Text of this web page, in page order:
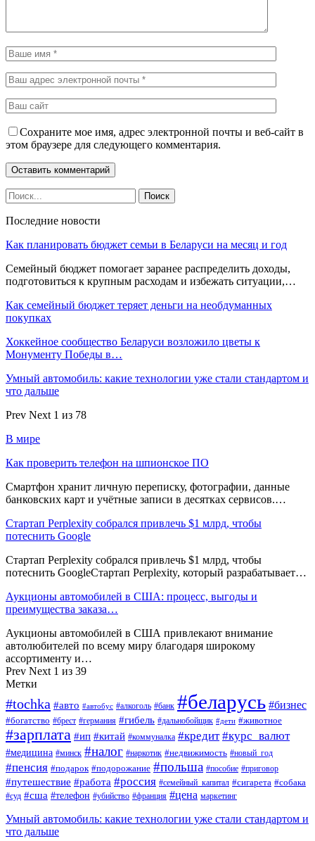
Сохраните мое имя, адрес электронной почты и веб-сайт в
этом браузере для следующего комментария.
Последние новости
Как планировать бюджет семьи в Беларуси на месяц и год
Семейный бюджет помогает заранее распределить доходы,
подготовиться к крупным расходам и избежать ситуации,…
Как семейный бюджет теряет деньги на необдуманных
покупках
Хоккейное сообщество Беларуси возложило цветы к
Монументу Победы в…
Умный автомобиль: какие технологии уже стали стандартом и
что дальше
Prev Next 1 из 78
В мире
Как проверить телефон на шпионское ПО
Смартфон хранит личную переписку, фотографии, данные
банковских карт и учётные записи в десятках сервисов.…
Стартап Perplexity собрался привлечь $1 млрд, чтобы
потеснить Google
Стартап Perplexity собрался привлечь $1 млрд, чтобы
потеснить GoogleСтартап Perplexity, который разрабатывает…
Аукционы автомобилей в США: процесс, выгоды и
преимущества заказа…
Аукционы автомобилей в США привлекают внимание
автолюбителей по всему миру благодаря широкому
ассортименту и…
Prev Next 1 из 39
Метки
#tochka #авто #автобус #алкоголь #банк #беларусь #бизнес
#богатство #брест #германия #гибель #дальнобойщик #дети #животное
#зарплата #ип #китай #коммуналка #кредит #курс_валют
#медицина #минск #налог #наркотик #недвижимость #новый_год
#пенсия #подарок #подорожание #польша #пособие #приговор
#путешествие #работа #россия #семейный_капитал #сигарета #собака
#суд #сша #телефон #убийство #франция #цена маркетинг
Умный автомобиль: какие технологии уже стали стандартом и
что дальше